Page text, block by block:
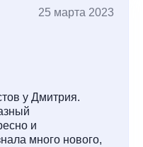
25 марта 2023
у Дмитрия.
и
много нового,